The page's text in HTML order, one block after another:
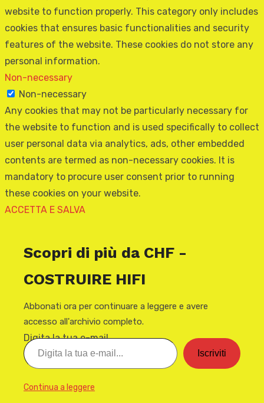
website to function properly. This category only includes
cookies that ensures basic functionalities and security
features of the website. These cookies do not store any
personal information.
Non-necessary
Non-necessary
Any cookies that may not be particularly necessary for
the website to function and is used specifically to collect
user personal data via analytics, ads, other embedded
contents are termed as non-necessary cookies. It is
mandatory to procure user consent prior to running
these cookies on your website.
ACCETTA E SALVA
Scopri di più da CHF -
COSTRUIRE HIFI
Abbonati ora per continuare a leggere e avere
accesso all'archivio completo.
Digita la tua e-mail...
Iscriviti
Continua a leggere